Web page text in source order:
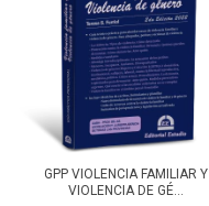
GPP VIOLENCIA FAMILIAR Y
VIOLENCIA DE GÉ...